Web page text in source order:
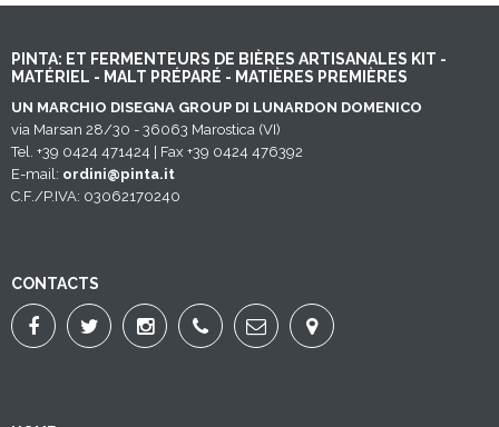
PINTA: ET FERMENTEURS DE BIÈRES ARTISANALES KIT -
MATÉRIEL - MALT PRÉPARÉ - MATIÈRES PREMIÈRES
UN MARCHIO DISEGNA GROUP DI LUNARDON DOMENICO
via Marsan 28/30 - 36063 Marostica (VI)
Tel. +39 0424 471424 | Fax +39 0424 476392
E-mail: ordini@pinta.it
C.F./P.IVA: 03062170240
CONTACTS